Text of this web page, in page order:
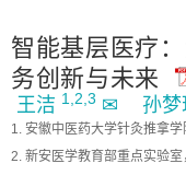
智能基层医疗
务创新与未来
王洁 1, 2, 3 ✉ 孙梦
1. 安徽中医药大学针灸推拿学
2. 新安医学教育部重点实验室